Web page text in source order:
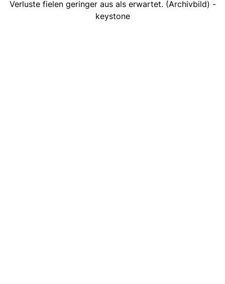
Verluste fielen geringer aus als erwartet. (Archivbild) -
keystone